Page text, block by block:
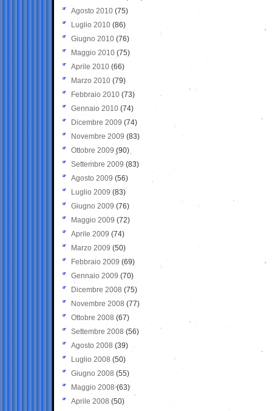
Agosto 2010 (75)
Luglio 2010 (86)
Giugno 2010 (76)
Maggio 2010 (75)
Aprile 2010 (66)
Marzo 2010 (79)
Febbraio 2010 (73)
Gennaio 2010 (74)
Dicembre 2009 (74)
Novembre 2009 (83)
Ottobre 2009 (90)
Settembre 2009 (83)
Agosto 2009 (56)
Luglio 2009 (83)
Giugno 2009 (76)
Maggio 2009 (72)
Aprile 2009 (74)
Marzo 2009 (50)
Febbraio 2009 (69)
Gennaio 2009 (70)
Dicembre 2008 (75)
Novembre 2008 (77)
Ottobre 2008 (67)
Settembre 2008 (56)
Agosto 2008 (39)
Luglio 2008 (50)
Giugno 2008 (55)
Maggio 2008(63)
Aprile 2008 (50)